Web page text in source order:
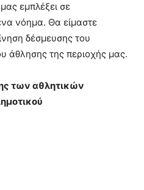
εμπλέξει σε
νόημα. Θα είμαστε
δέσμευσης του
άθλησης της περιοχής μας.
των αθλητικών